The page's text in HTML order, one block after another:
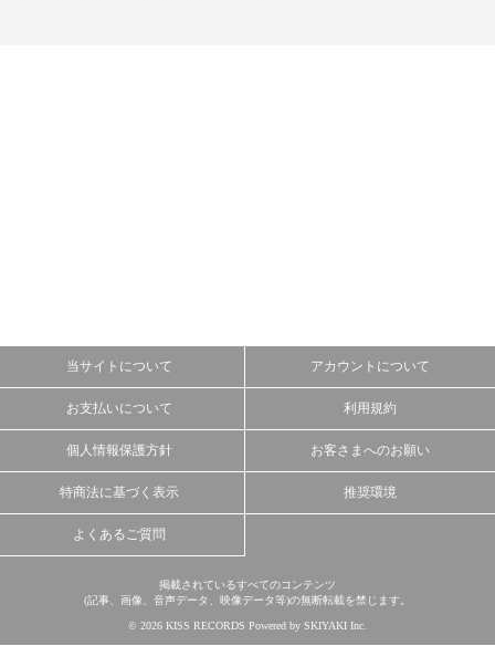
当サイトについて アカウントについて
お支払いについて 利用規約
個人情報保護方針 お客さまへのお願い
特商法に基づく表示 推奨環境
よくあるご質問
掲載されているすべてのコンテンツ
(記事、画像、音声データ、映像データ等)の無断転載を禁じます。
© 2026 KISS RECORDS Powered by SKIYAKI Inc.